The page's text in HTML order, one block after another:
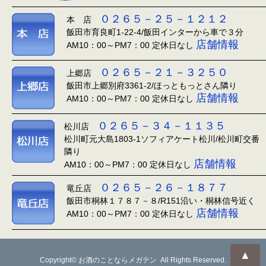
本 店 ０２６５－２５－１２１２
飯田市育良町1-22-4/飯田インターから車で３分
AM10：00～PM7：00 定休日なし 店舗情報
上郷店 ０２６５－２１－３２５０
飯田市上郷別府3361-2/ほっともっとさん隣り
AM10：00～PM7：00 定休日なし 店舗情報
松川店 ０２６５－３４－１１３５
松川町元大島1803-1ソフィアケート松川/松川町交番
隣り
AM10：00～PM7：00 定休日なし 店舗情報
竜丘店 ０２６５－２６－１８７７
飯田市桐林１７８７－８/R151沿い・桐林信号近く
AM10：00～PM7：00 定休日なし 店舗情報
Copyright© お酒のことならメガテン All Rights Reserved. ▲